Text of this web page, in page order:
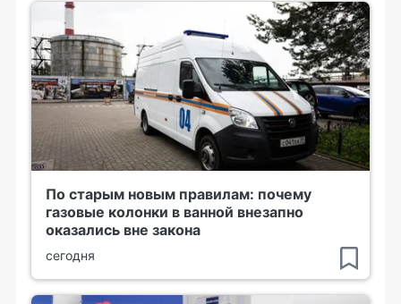
По старым новым правилам: почему
газовые колонки в ванной внезапно
оказались вне закона
сегодня